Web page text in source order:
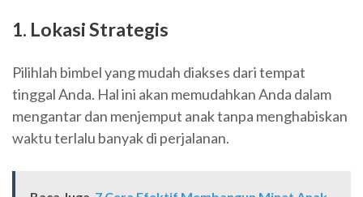
1. Lokasi Strategis
Pilihlah bimbel yang mudah diakses dari tempat
tinggal Anda. Hal ini akan memudahkan Anda dalam
mengantar dan menjemput anak tanpa menghabiskan
waktu terlalu banyak di perjalanan.